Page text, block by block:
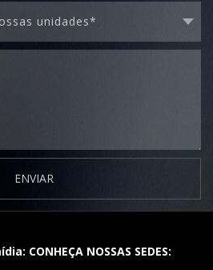
ENVIAR
CONHEÇA NOSSAS SEDES: